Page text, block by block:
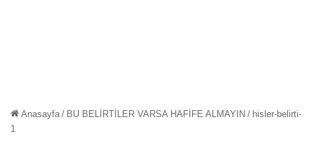
Anasayfa / BU BELİRTİLER VARSA HAFİFE ALMAYIN / hisler-belirti-
1